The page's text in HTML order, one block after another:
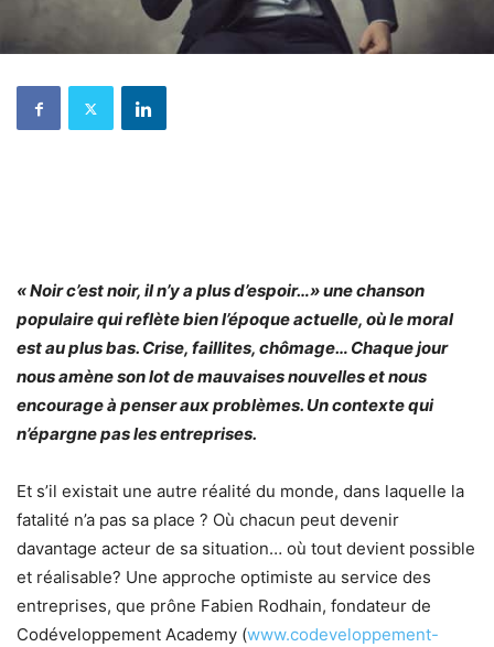
« Noir c’est noir, il n’y a plus d’espoir…» une chanson
populaire qui reflète bien l’époque actuelle, où le moral
est au plus bas. Crise, faillites, chômage… Chaque jour
nous amène son lot de mauvaises nouvelles et nous
encourage à penser aux problèmes. Un contexte qui
n’épargne pas les entreprises.
Et s’il existait une autre réalité du monde, dans laquelle la
fatalité n’a pas sa place ? Où chacun peut devenir
davantage acteur de sa situation… où tout devient possible
et réalisable? Une approche optimiste au service des
entreprises, que prône Fabien Rodhain, fondateur de
Codéveloppement Academy (www.codeveloppement-